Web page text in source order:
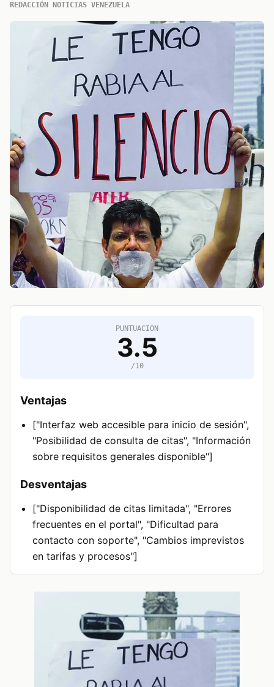
REDACCIÓN NOTICIAS VENEZUELA
PUNTUACION
3.5
/10
Ventajas
["Interfaz web accesible para inicio de sesión",
"Posibilidad de consulta de citas", "Información
sobre requisitos generales disponible"]
Desventajas
["Disponibilidad de citas limitada", "Errores
frecuentes en el portal", "Dificultad para
contacto con soporte", "Cambios imprevistos
en tarifas y procesos"]